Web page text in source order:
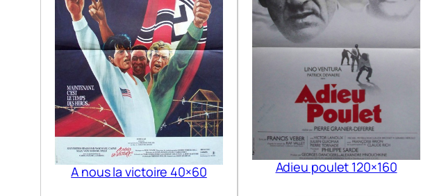
A nous la victoire 40×60 Adieu poulet 120×160